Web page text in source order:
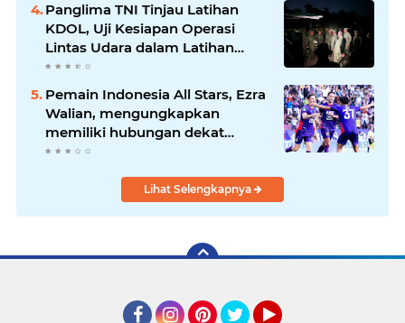
Panglima TNI Tinjau Latihan
KDOL, Uji Kesiapan Operasi
Lintas Udara dalam Latihan
Terintegrasi TNI 2026
Pemain Indonesia All Stars, Ezra
Walian, mengungkapkan
memiliki hubungan dekat
dengan keluarga bek Aston Villa
Lihat Selengkapnya